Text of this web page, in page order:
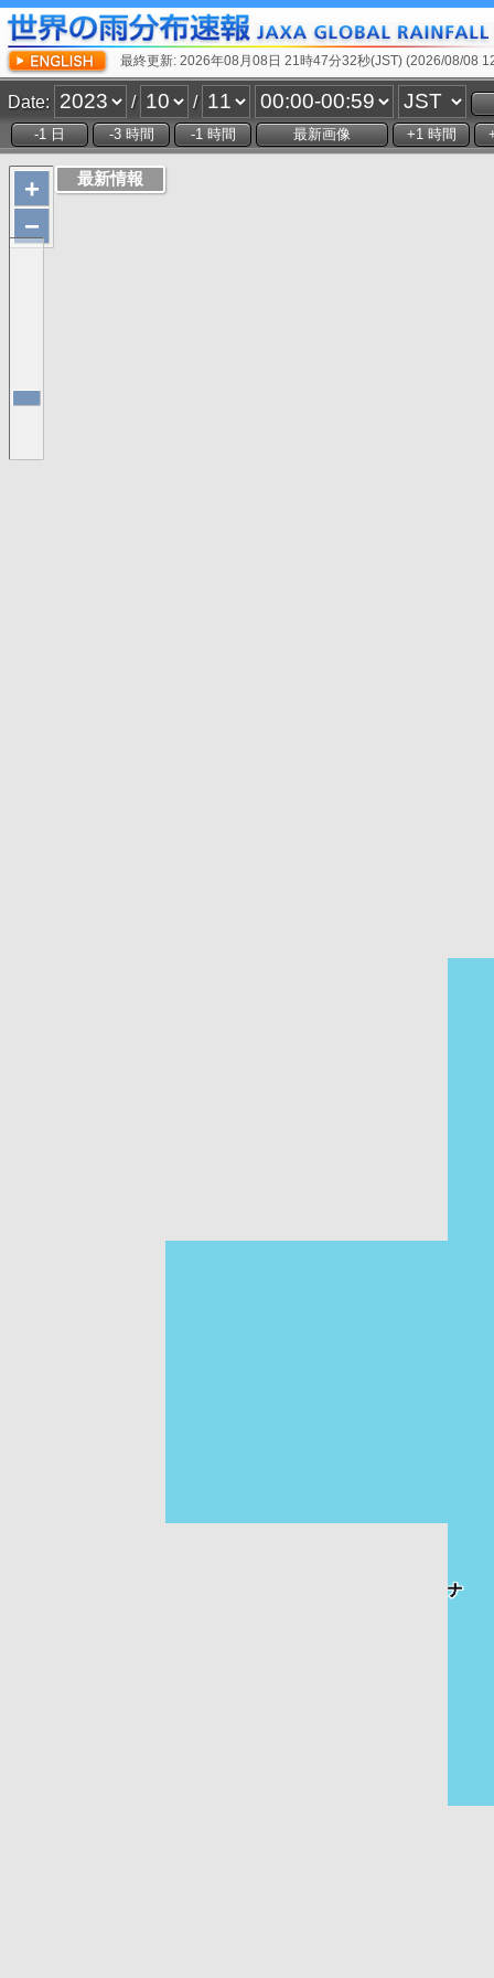
最終更新: 2026年08月08日 21時47分32秒(JST) (2026/08/08
Date: / /
+
−